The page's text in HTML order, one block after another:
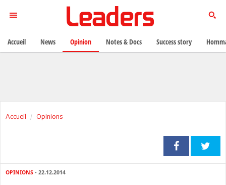
Accueil Opinions
OPINIONS - 22.12.2014
Accueil News Opinion Notes & Docs Success story